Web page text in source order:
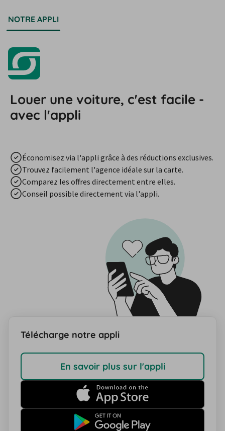
NOTRE APPLI
Louer une voiture, c'est facile -
avec l'appli
Économisez via l'appli grâce à des réductions exclusives.
Trouvez facilement l'agence idéale sur la carte.
Comparez les offres directement entre elles.
Conseil possible directement via l'appli.
Télécharge notre appli
En savoir plus sur l'appli